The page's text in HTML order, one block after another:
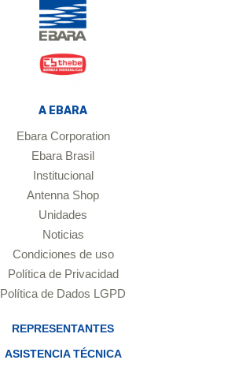
A EBARA
Ebara Corporation
Ebara Brasil
Institucional
Antenna Shop
Unidades
Noticias
Condiciones de uso
Política de Privacidad
Política de Dados LGPD
REPRESENTANTES
ASISTENCIA TÉCNICA